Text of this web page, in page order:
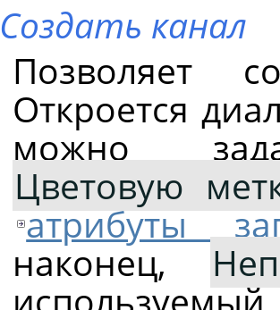
Создать канал
Позволяет
Откроется
можно
Цветовую
атрибуты
наконец,